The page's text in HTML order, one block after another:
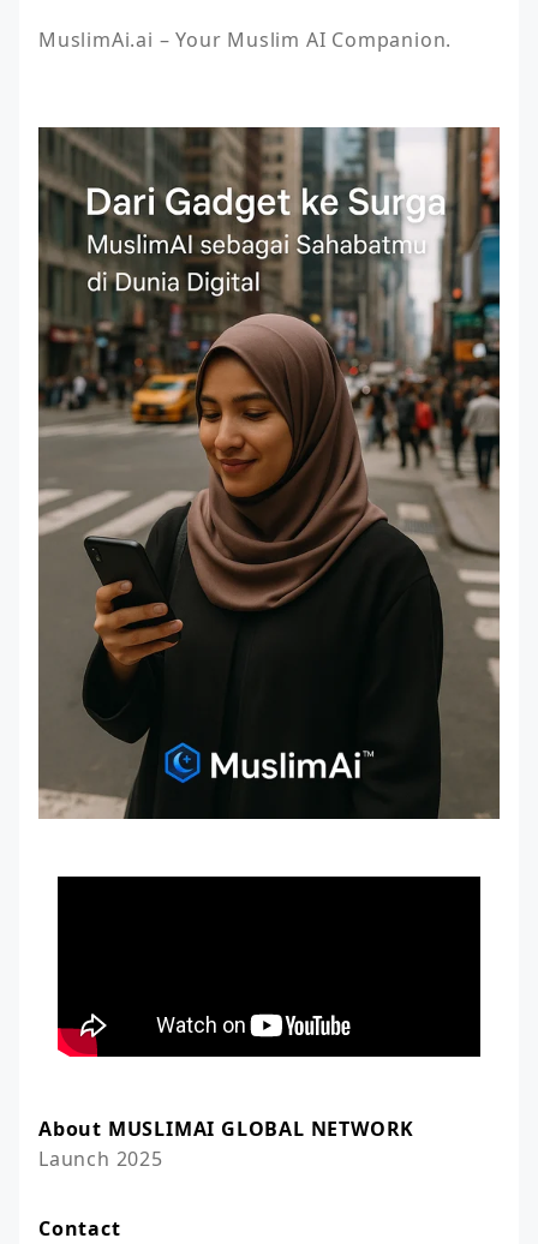
MuslimAi.ai – Your Muslim AI Companion.
About MUSLIMAI GLOBAL NETWORK
Launch 2025
Contact